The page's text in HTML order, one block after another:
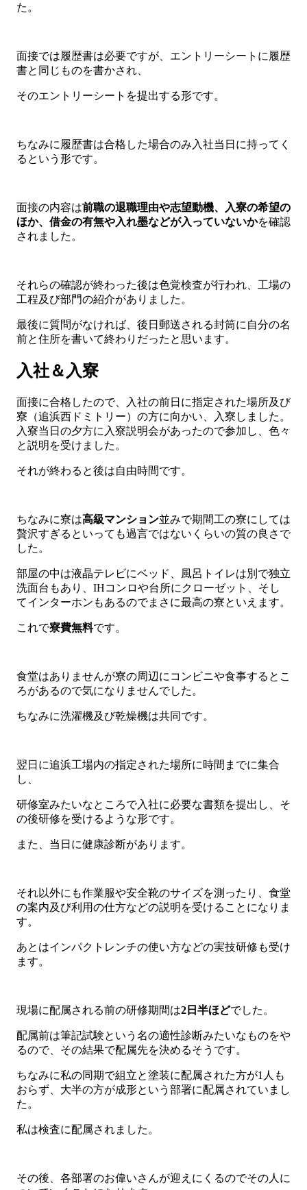
た。
面接では履歴書は必要ですが、エントリーシートに履歴
書と同じものを書かされ、
そのエントリーシートを提出する形です。
ちなみに履歴書は合格した場合のみ入社当日に持ってく
るという形です。
面接の内容は前職の退職理由や志望動機、入寮の希望の
ほか、 借金の有無や入れ墨などが入っていないかを確認
されました。
それらの確認が終わった後は色覚検査が行われ、工場の
工程及び部門の紹介がありました。
最後に質問がなければ、後日郵送される封筒に自分の名
前と住所を書いて終わりだったと思います。
入社＆入寮
面接に合格したので、入社の前日に指定された場所及び
寮（追浜西ドミトリー）の方に向かい、入寮しました。
入寮当日の夕方に入寮説明会があったので参加し、色々
と説明を受けました。
それが終わると後は自由時間です。
ちなみに寮は高級マンション並みで期間工の寮にしては
贅沢すぎるといっても過言ではないくらいの質の良さで
した。
部屋の中は液晶テレビにベッド、風呂トイレは別で独立
洗面台もあり、IHコンロや台所にクローゼット、そし
てインターホンもあるのでまさに最高の寮といえます。
これで寮費無料です。
食堂はありませんが寮の周辺にコンビニや食事するとこ
ろがあるので気になりませんでした。
ちなみに洗濯機及び乾燥機は共同です。
翌日に追浜工場内の指定された場所に時間までに集合
し、
研修室みたいなところで入社に必要な書類を提出し、そ
の後研修を受けるような形です。
また、当日に健康診断があります。
それ以外にも作業服や安全靴のサイズを測ったり、食堂
の案内及び利用の仕方などの説明を受けることになりま
す。
あとはインパクトレンチの使い方などの実技研修も受け
ます。
現場に配属される前の研修期間は2日半ほどでした。
配属前は筆記試験という名の適性診断みたいなものをや
るので、その結果で配属先を決めるそうです。
ちなみに私の同期で組立と塗装に配属された方が1人も
おらず、大半の方が成形という部署に配属されていまし
た。
私は検査に配属されました。
その後、各部署のお偉いさんが迎えにくるのでその人に